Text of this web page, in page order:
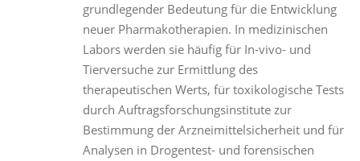
grundlegender Bedeutung für die Entwicklung
neuer Pharmakotherapien. In medizinischen
Labors werden sie häufig für In-vivo- und
Tierversuche zur Ermittlung des
therapeutischen Werts, für toxikologische Tests
durch Auftragsforschungsinstitute zur
Bestimmung der Arzneimittelsicherheit und für
Analysen in Drogentest- und forensischen